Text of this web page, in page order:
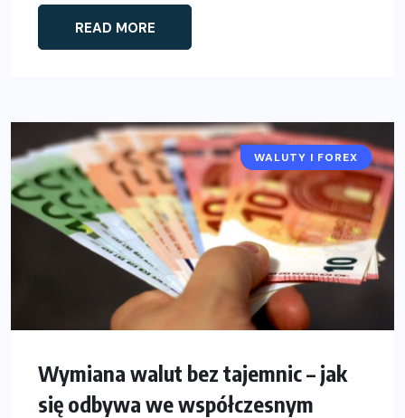
READ MORE
WALUTY I FOREX
Wymiana walut bez tajemnic – jak
się odbywa we współczesnym